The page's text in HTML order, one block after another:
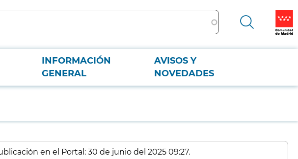
INFORMACIÓN
GENERAL
AVISOS Y
NOVEDADES
en el Portal: 30 de junio del 2025 09:27.